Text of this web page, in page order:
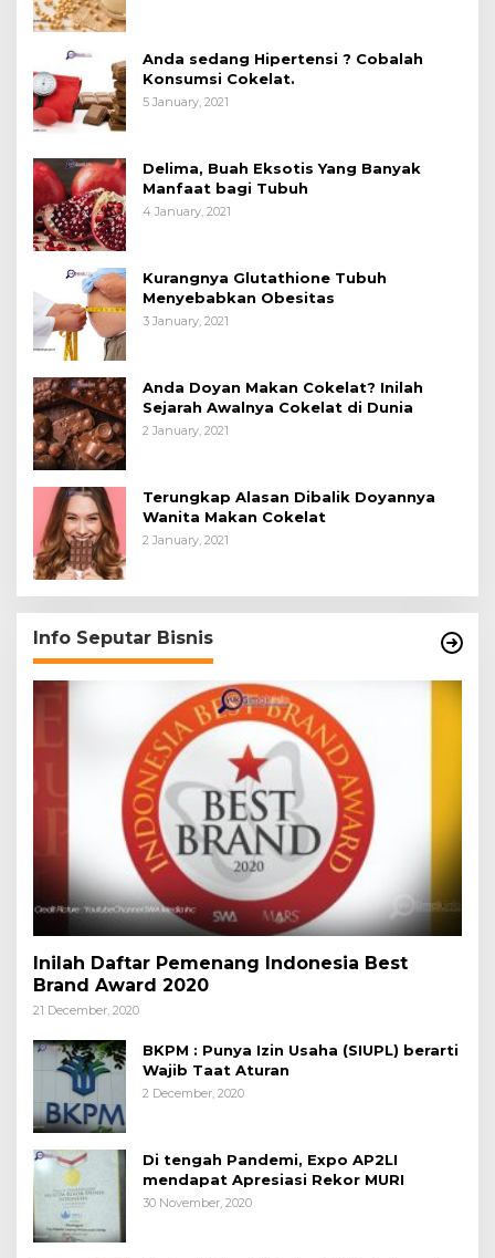
Anda sedang Hipertensi ? Cobalah
Konsumsi Cokelat.
5 January, 2021
Delima, Buah Eksotis Yang Banyak
Manfaat bagi Tubuh
4 January, 2021
Kurangnya Glutathione Tubuh
Menyebabkan Obesitas
3 January, 2021
Anda Doyan Makan Cokelat? Inilah
Sejarah Awalnya Cokelat di Dunia
2 January, 2021
Terungkap Alasan Dibalik Doyannya
Wanita Makan Cokelat
2 January, 2021
Info Seputar Bisnis
Inilah Daftar Pemenang Indonesia Best
Brand Award 2020
21 December, 2020
BKPM : Punya Izin Usaha (SIUPL) berarti
Wajib Taat Aturan
2 December, 2020
Di tengah Pandemi, Expo AP2LI
mendapat Apresiasi Rekor MURI
30 November, 2020